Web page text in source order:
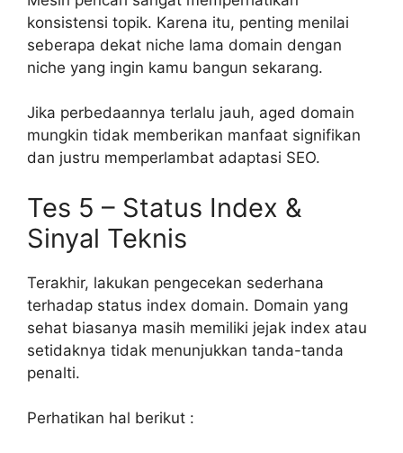
konsistensi topik. Karena itu, penting menilai
seberapa dekat niche lama domain dengan
niche yang ingin kamu bangun sekarang.
Jika perbedaannya terlalu jauh, aged domain
mungkin tidak memberikan manfaat signifikan
dan justru memperlambat adaptasi SEO.
Tes 5 – Status Index &
Sinyal Teknis
Terakhir, lakukan pengecekan sederhana
terhadap status index domain. Domain yang
sehat biasanya masih memiliki jejak index atau
setidaknya tidak menunjukkan tanda-tanda
penalti.
Perhatikan hal berikut :